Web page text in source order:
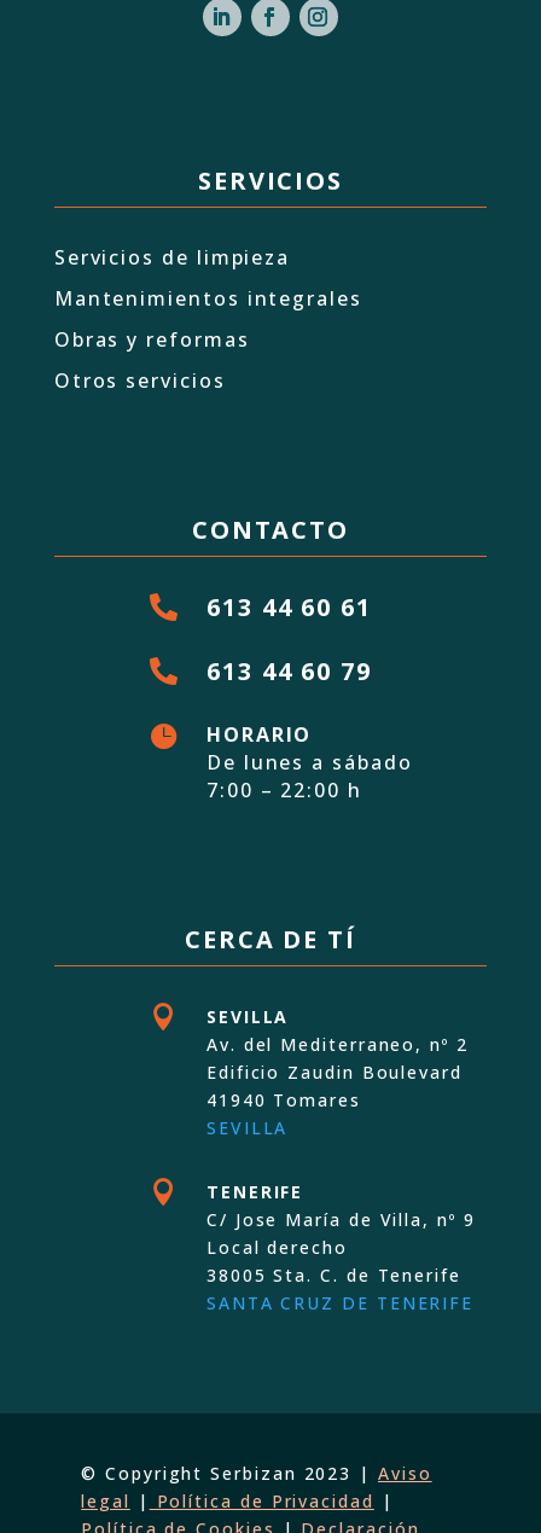
SERVICIOS
Servicios de limpieza
Mantenimientos integrales
Obras y reformas
Otros servicios
CONTACTO
 613 44 60 61
 613 44 60 79

HORARIO
De lunes a sábado
7:00 – 22:00 h
CERCA DE TÍ

SEVILLA
Av. del Mediterraneo, nº 2
Edificio Zaudin Boulevard
41940 Tomares
SEVILLA

TENERIFE
C/ Jose María de Villa, nº 9
Local derecho
38005 Sta. C. de Tenerife
SANTA CRUZ DE TENERIFE
© Copyright Serbizan 2023 | Aviso
legal | Política de Privacidad |